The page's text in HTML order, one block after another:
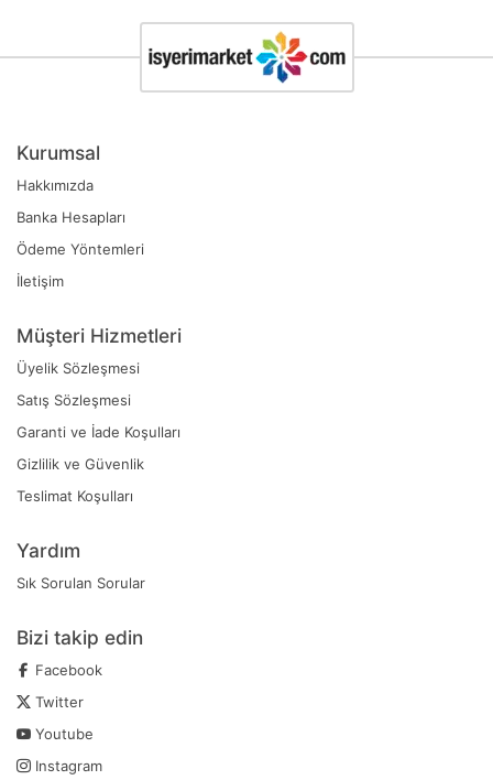
Kurumsal
Hakkımızda
Banka Hesapları
Ödeme Yöntemleri
İletişim
Müşteri Hizmetleri
Üyelik Sözleşmesi
Satış Sözleşmesi
Garanti ve İade Koşulları
Gizlilik ve Güvenlik
Teslimat Koşulları
Yardım
Sık Sorulan Sorular
Bizi takip edin
Facebook
Twitter
Youtube
Instagram